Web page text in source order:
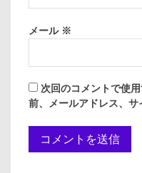
メール ※
次回のコメントで使
前、メールアドレス、サ